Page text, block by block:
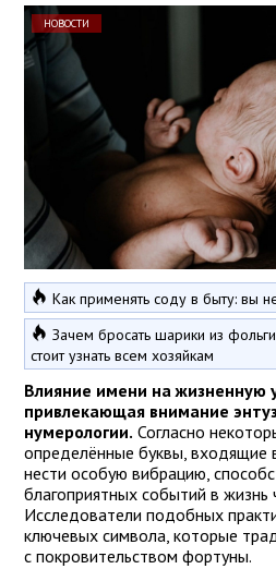
НОВОСТИ
Как применять соду в быту: вы
Зачем бросать шарики из
стоит узнать всем хозяйкам
Влияние имени на жизненную
привлекающая внимание
нумерологии. Согласно
определённые буквы, входящие
нести особую вибрацию,
благоприятных событий в жизнь
Исследователи подобных
ключевых символа, которые
с покровительством фортуны.